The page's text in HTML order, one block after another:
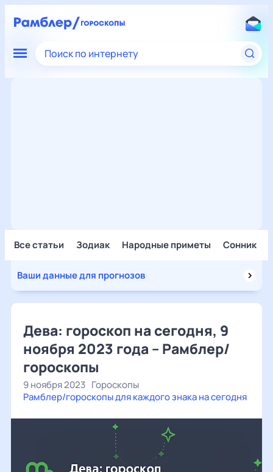
Поиск по интернету
Все статьи Зодиак Народные приметы Сонник
Ваши данные для прогнозов
Дева: гороскоп на сегодня, 9
ноября 2023 года – Рамблер/
гороскопы
9 ноября 2023 Гороскопы
Рамблер/гороскопы для каждого знака на сегодня